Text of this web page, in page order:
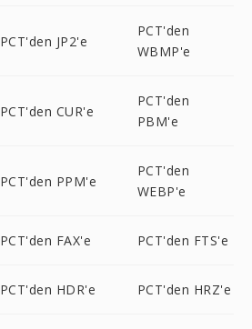
PCT'den JP2'e
PCT'den
WBMP'e
PCT'den CUR'e
PCT'den
PBM'e
PCT'den PPM'e
PCT'den
WEBP'e
PCT'den FAX'e PCT'den FTS'e
PCT'den HDR'e PCT'den HRZ'e